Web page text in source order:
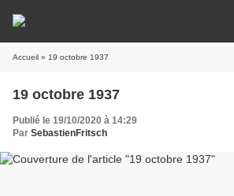
Accueil » 19 octobre 1937
19 octobre 1937
Publié le 19/10/2020 à 14:29
Par SebastienFritsch